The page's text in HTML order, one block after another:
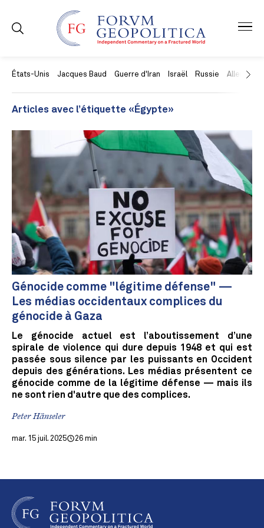
États-Unis Jacques Baud Guerre d'Iran Israël Russie Allemagne
Articles avec l’étiquette «Égypte»
Génocide comme "légitime défense" —
Les médias occidentaux complices du
génocide à Gaza
Le génocide actuel est l’aboutissement d’une
spirale de violence qui dure depuis 1948 et qui est
passée sous silence par les puissants en Occident
depuis des générations. Les médias présentent ce
génocide comme de la légitime défense — mais ils
ne sont rien d'autre que des complices.
Peter Hänseler
mar. 15 juil. 2025 26 min